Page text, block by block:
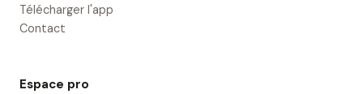
Télécharger l'app
Contact
Espace pro